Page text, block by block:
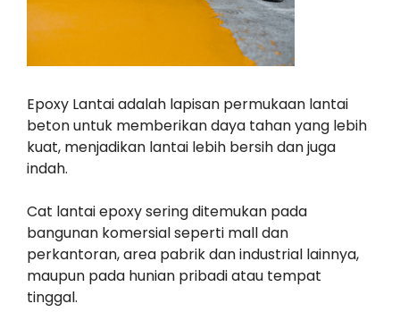
Epoxy Lantai adalah lapisan permukaan lantai
beton untuk memberikan daya tahan yang lebih
kuat, menjadikan lantai lebih bersih dan juga
indah.
Cat lantai epoxy sering ditemukan pada
bangunan komersial seperti mall dan
perkantoran, area pabrik dan industrial lainnya,
maupun pada hunian pribadi atau tempat
tinggal.